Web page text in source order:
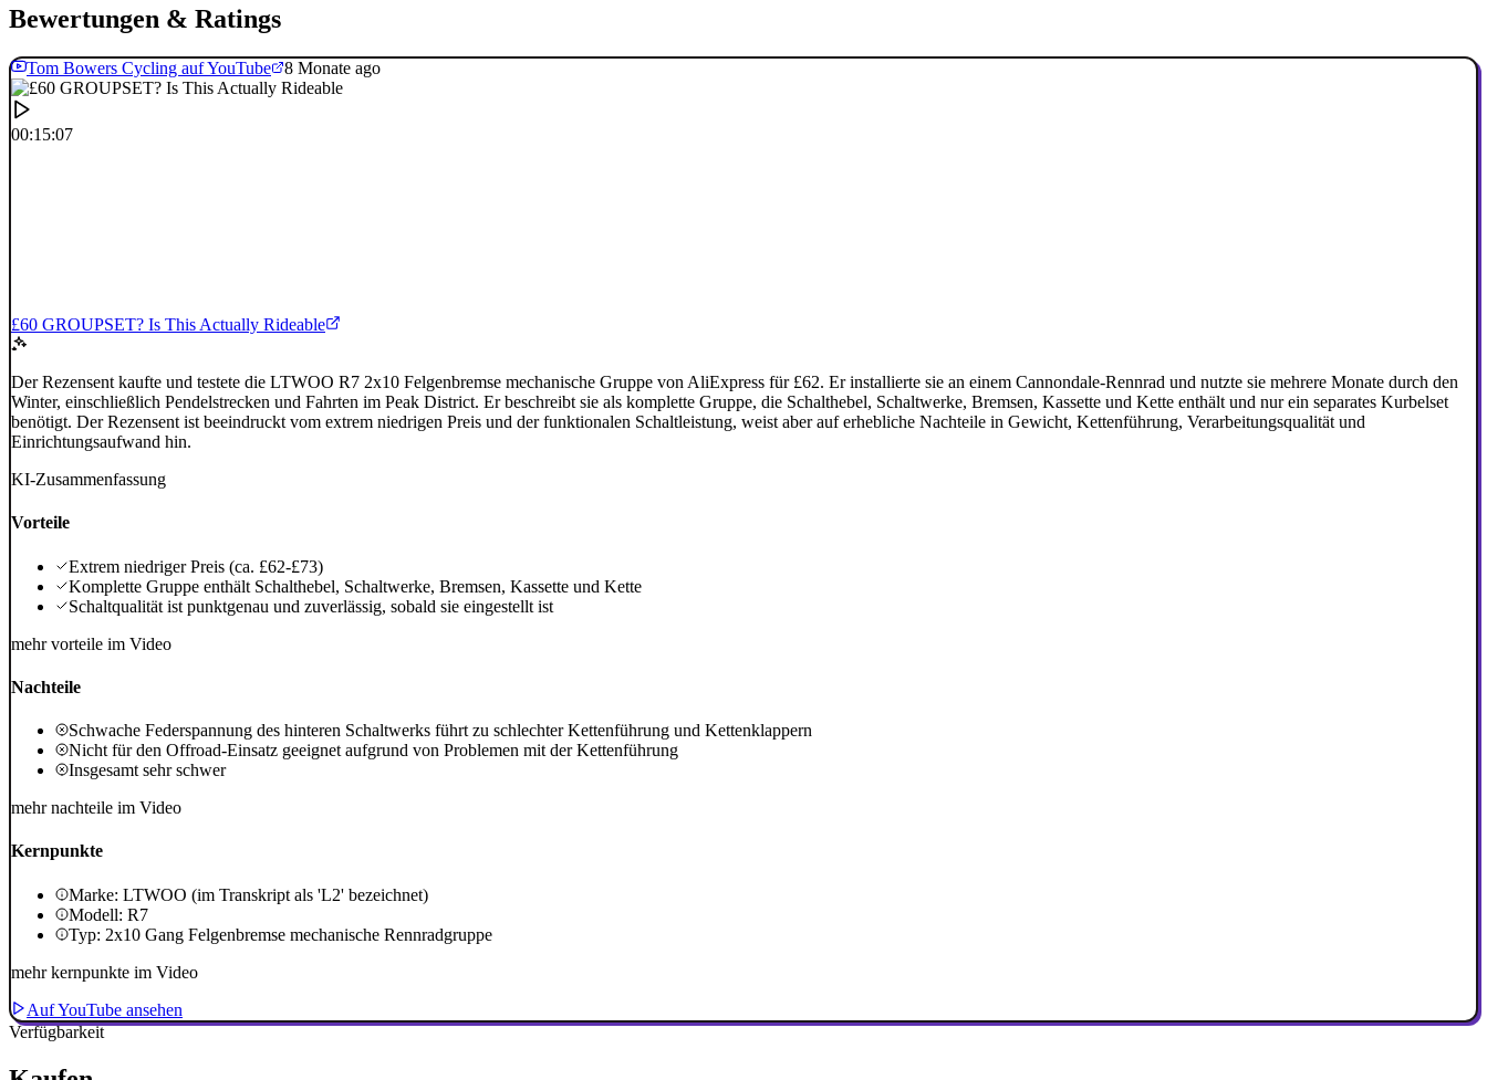
Bewertungen & Ratings
Tom Bowers Cycling auf YouTube 8 Monate ago
00:15:07
£60 GROUPSET? Is This Actually Rideable
Der Rezensent kaufte und testete die LTWOO R7 2x10 Felgenbremse mechanische Gruppe von AliExpress für £62. Er installierte sie an einem Cannondale-Rennrad und nutzte sie mehrere Monate durch den
Winter, einschließlich Pendelstrecken und Fahrten im Peak District. Er beschreibt sie als komplette Gruppe, die Schalthebel, Schaltwerke, Bremsen, Kassette und Kette enthält und nur ein separates Kurbelset
benötigt. Der Rezensent ist beeindruckt vom extrem niedrigen Preis und der funktionalen Schaltleistung, weist aber auf erhebliche Nachteile in Gewicht, Kettenführung, Verarbeitungsqualität und
Einrichtungsaufwand hin.
KI-Zusammenfassung
Vorteile
Extrem niedriger Preis (ca. £62-£73)
Komplette Gruppe enthält Schalthebel, Schaltwerke, Bremsen, Kassette und Kette
Schaltqualität ist punktgenau und zuverlässig, sobald sie eingestellt ist
mehr vorteile im Video
Nachteile
Schwache Federspannung des hinteren Schaltwerks führt zu schlechter Kettenführung und Kettenklappern
Nicht für den Offroad-Einsatz geeignet aufgrund von Problemen mit der Kettenführung
Insgesamt sehr schwer
mehr nachteile im Video
Kernpunkte
Marke: LTWOO (im Transkript als 'L2' bezeichnet)
Modell: R7
Typ: 2x10 Gang Felgenbremse mechanische Rennradgruppe
mehr kernpunkte im Video
Auf YouTube ansehen
Verfügbarkeit